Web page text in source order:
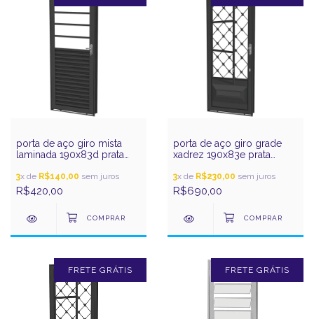
porta de aço giro mista
laminada 190x83d prata
3x de R$140,00 sem juros
R$420,00
porta de aço giro grade
xadrez 190x83e prata
3x de R$230,00 sem juros
R$690,00
FRETE GRÁTIS FRETE GRÁTIS